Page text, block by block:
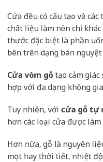
Cửa đều có cấu tạo và
chất liệu làm nên chỉ
thước đặc biệt là phần
bên trên dạng bán nguyệt
Cửa vòm gỗtạo cảm
hợp với đa dạng không
Tuy nhiên, với cửa gỗ tự
hơn các loại cửa được
Hơn nữa, gỗ là nguyên
mọt hay thời tiết, nhiệt